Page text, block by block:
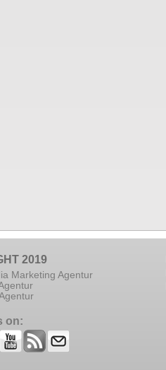
2019
Marketing Agentur
on: